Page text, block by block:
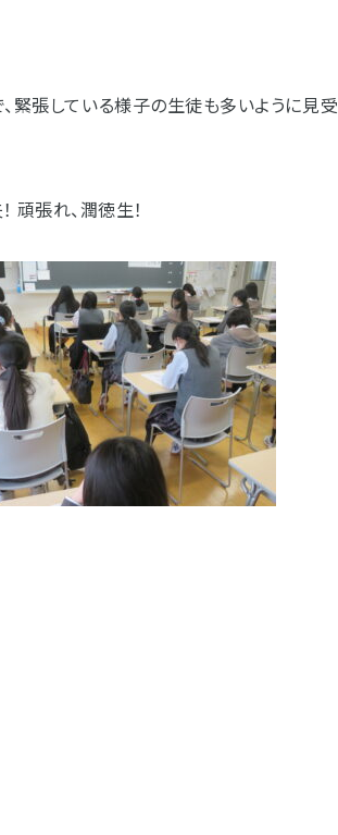
緊張している様子の生徒も多いように見受
頑張れ、潤徳生！